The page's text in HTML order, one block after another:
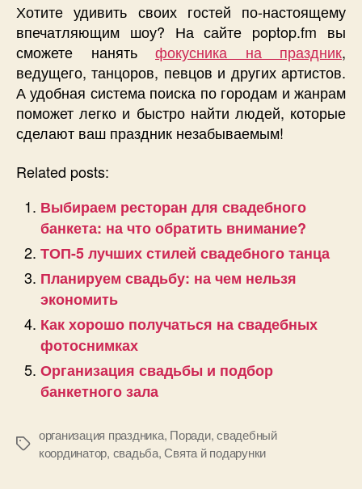
Хотите удивить своих гостей по-настоящему
впечатляющим шоу? На сайте poptop.fm вы
сможете нанять фокусника на праздник,
ведущего, танцоров, певцов и других артистов.
А удобная система поиска по городам и жанрам
поможет легко и быстро найти людей, которые
сделают ваш праздник незабываемым!
Related posts:
Выбираем ресторан для свадебного
банкета: на что обратить внимание?
ТОП-5 лучших стилей свадебного танца
Планируем свадьбу: на чем нельзя
экономить
Как хорошо получаться на свадебных
фотоснимках
Организация свадьбы и подбор
банкетного зала
Позначки
организация праздника, Поради,свадебный
координатор, свадьба,Свята й подарунки